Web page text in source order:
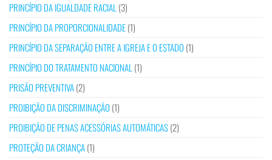
PRINCÍPIO DA IGUALDADE RACIAL (3)
PRINCÍPIO DA PROPORCIONALIDADE(1)
PRINCÍPIO DA SEPARAÇÃO ENTRE A IGREJA E O ESTADO (1)
PRINCÍPIO DO TRATAMENTO NACIONAL (1)
PRISÃO PREVENTIVA(2)
PROIBIÇÃO DA DISCRIMINAÇÃO (1)
PROIBIÇÃO DE PENAS ACESSÓRIAS AUTOMÁTICAS(2)
PROTEÇÃO DA CRIANÇA(1)